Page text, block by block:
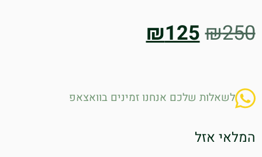
₪250
המחיר
היה:
₪250.
₪125
המחיר
לשאלות שלכם אנחנו זמינים בוואצאפ
המלאי אזל